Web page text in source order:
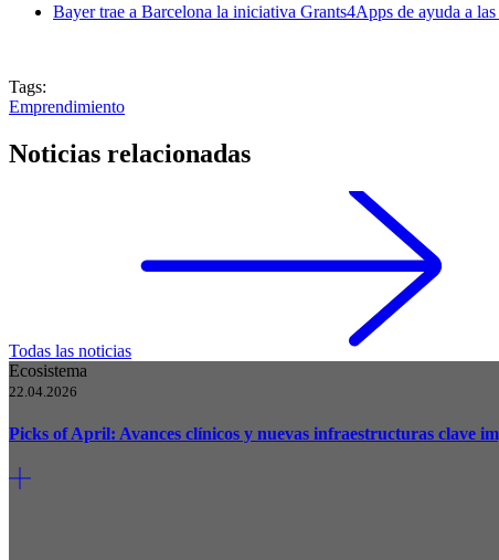
Bayer trae a Barcelona la iniciativa Grants4Apps de ayuda a
Tags:
Emprendimiento
Noticias relacionadas
Todas las noticias
Ecosistema
22.04.2026
Picks of April: Avances clínicos y nuevas infraestructuras clave